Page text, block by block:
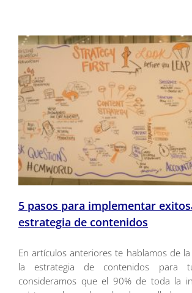
5 pasos para implementar
estrategia de contenidos
En artículos anteriores te hablamos de
la estrategia de contenidos para
consideramos que el 90% de toda la